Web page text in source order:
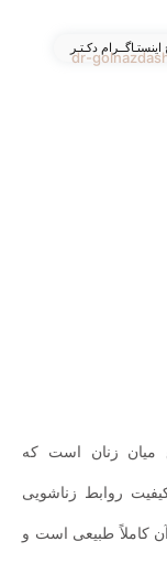
اینستـاگــرام دکـتـر
dr-
میان زنان است که
روابط زناشویی
کاملاً طبیعی است و